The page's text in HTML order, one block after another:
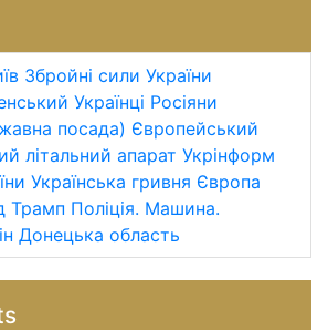
Збройні сили України
Українці Росіяни
посада) Європейський
літальний апарат Укрінформ
Українська гривня Європа
Трамп Поліція. Машина.
Донецька область